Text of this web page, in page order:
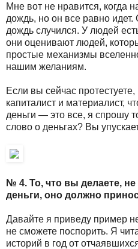
Мне вот не нравится, когда
дождь, но он все равно
дождь случился. У людей
они оценивают людей,
простые механизмы
нашим желаниям.
Если вы сейчас
капиталист и материалист,
деньги — это все, я спрошу
слово о деньгах? Вы
№ 4. То, что вы делаете,
деньги, оно должно
Давайте я приведу пример
не сможете поспорить. Я
историй в год от